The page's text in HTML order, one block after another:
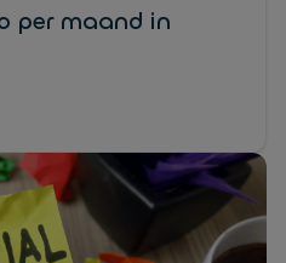
per maand in